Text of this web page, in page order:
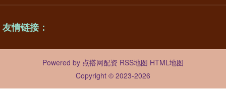
友情链接：
Powered by 点搭网配资 RSS地图 HTML地图
Copyright © 2023-2026